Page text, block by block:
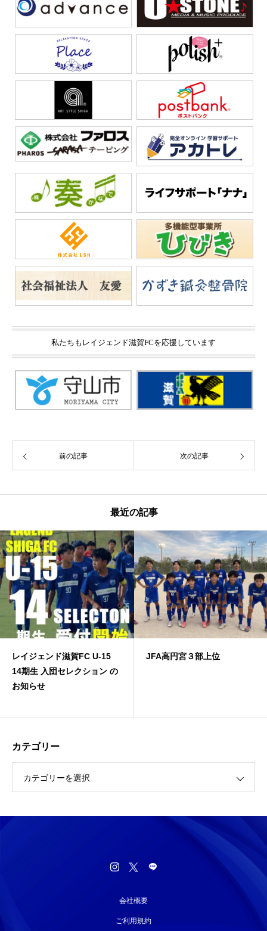
私たちもレイジェンド滋賀FCを応援しています
前の記事 次の記事
最近の記事
レイジェンド滋賀FC U-15
14期生 入団セレクション の
お知らせ
JFA高円宮３部上位
カテゴリー
カテゴリーを選択
会社概要
ご利用規約